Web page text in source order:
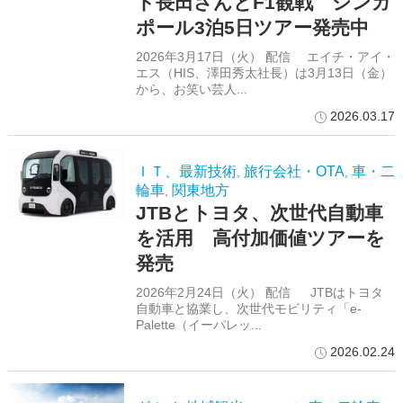
ポール3泊5日ツアー発売中
2026年3月17日（火） 配信 エイチ・アイ・
エス（HIS、澤田秀太社長）は3月13日（金）
から、お笑い芸人...
2026.03.17
ＩＴ、最新技術, 旅行会社・OTA, 車・二
輪車, 関東地方
JTBとトヨタ、次世代自動車
を活用 高付加価値ツアーを
発売
2026年2月24日（火） 配信 JTBはトヨタ
自動車と協業し、次世代モビリティ「e-
Palette（イーパレッ...
2026.02.24